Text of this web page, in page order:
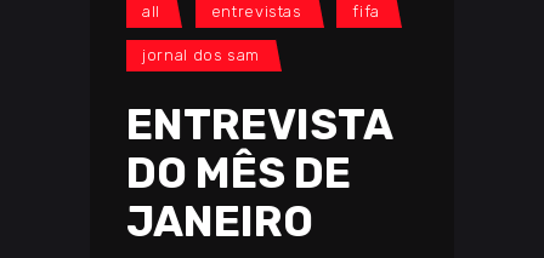
all entrevistas fifa
jornal dos sam
ENTREVISTA
DO MÊS DE
JANEIRO